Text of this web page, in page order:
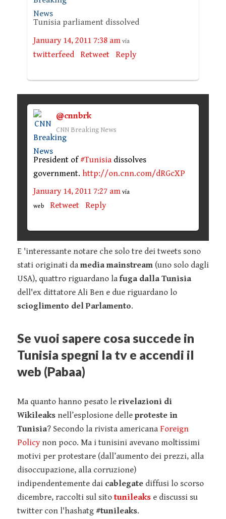
Tunisia parliament dissolved
January 14, 2011 7:38 am via
twitterfeed Retweet Reply
@cnnbrk
CNN Breaking News
President of#Tunisia dissolves
government. http://on.cnn.com/dRGcXP
January 14, 2011 7:27 am via
web Retweet Reply
E 'interessante notare che solo tre dei tweets sono
stati originati da media mainstream (uno solo dagli
USA), quattro riguardano la fuga dalla Tunisia
dell'ex dittatore Ali Ben e due riguardano lo
scioglimento del Parlamento.
Se vuoi sapere cosa succede in
Tunisia spegni la tv e accendi il
web (Pabaa)
Ma quanto hanno pesato le rivelazioni di
Wikileaks nell’esplosione delle proteste in
Tunisia? Secondo la rivista americana Foreign
Policynon poco. Ma i tunisini avevano moltissimi
motivi per protestare (dall’aumento dei prezzi, alla
disoccupazione, alla corruzione)
indipendentemente dai cablegate diffusi lo scorso
dicembre, raccolti sul sito tunileaks e discussi su
twitter con l'hashatg #tunileaks.